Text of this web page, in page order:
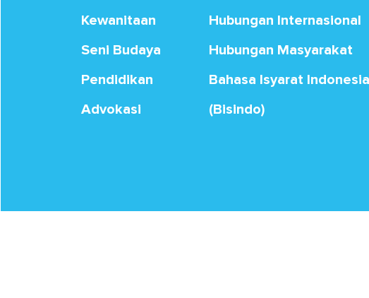
Kewanitaan
Seni Budaya
Pendidikan
Advokasi
Hubungan Internasional
Hubungan Masyarakat
Bahasa Isyarat Indonesia
(Bisindo)